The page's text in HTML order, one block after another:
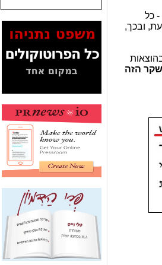
- כל
למשפחה ממוצעת, ובכך,
הזה
מוכיחים "תפירת תיק"
לאיש הלא נכון! -כאן
עובדות ומסמכים
האם ביבי כשר
תקשורת עזר לקב'
בזק? -כאן
מה מקור ה-Fake
News שהביא לתפירת
תיק לביבי והעלמת
החשודים הנכונים -כאן
אחת הרגליים של "תיק
4000 התפור"
התמוטטה היום
בניצחון (כפול) של בזק
-
כאן
איך כתבות מפנקות